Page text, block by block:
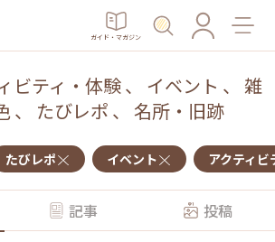
ガイド・マガジン
ビティ・体験、 イベント 、 雑
、 たびレポ 、 名所・旧跡
たびレポ イベント アクティビ
記事 投稿